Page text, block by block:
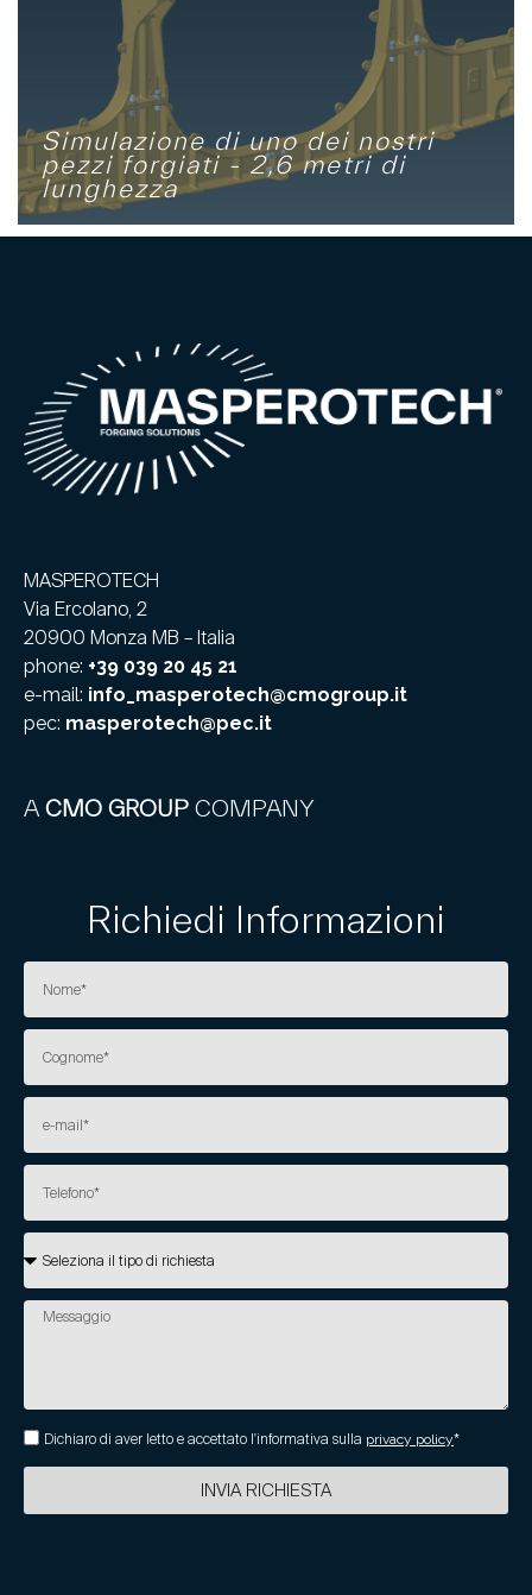
Simulazione di uno dei nostri
pezzi forgiati - 2,6 metri di
lunghezza
MASPEROTECH
Via Ercolano, 2
20900 Monza MB – Italia
phone: +39 039 20 45 21
e-mail: info_masperotech@cmogroup.it
pec: masperotech@pec.it
A CMO GROUP COMPANY
Richiedi Informazioni
Dichiaro di aver letto e accettato l'informativa sulla privacy policy*
INVIA RICHIESTA